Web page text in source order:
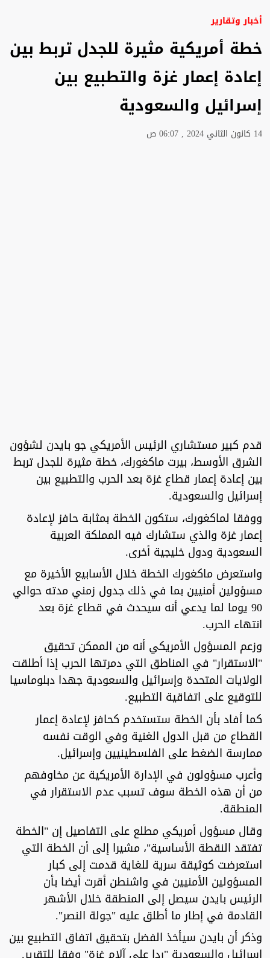
أخبار وتقارير
خطة أمريكية مثيرة للجدل تربط بين
إعادة إعمار غزة والتطبيع بين
إسرائيل والسعودية
14 كانون الثاني 2024 , 06:07 ص
قدم كبير مستشاري الرئيس الأمريكي جو بايدن لشؤون
الشرق الأوسط، بيرت ماكغورك، خطة مثيرة للجدل تربط
بين إعادة إعمار قطاع غزة بعد الحرب والتطبيع بين
إسرائيل والسعودية.
ووفقا لماكغورك، ستكون الخطة بمثابة حافز لإعادة
إعمار غزة والذي ستشارك فيه المملكة العربية
السعودية ودول خليجية أخرى.
واستعرض ماكغورك الخطة خلال الأسابيع الأخيرة مع
مسؤولين أمنيين بما في ذلك جدول زمني مدته حوالي
90 يوما لما يدعي أنه سيحدث في قطاع غزة بعد
انتهاء الحرب.
وزعم المسؤول الأمريكي أنه من الممكن تحقيق
"الاستقرار" في المناطق التي دمرتها الحرب إذا أطلقت
الولايات المتحدة وإسرائيل والسعودية جهدا دبلوماسيا
للتوقيع على اتفاقية التطبيع.
كما أفاد بأن الخطة ستستخدم كحافز لإعادة إعمار
القطاع من قبل الدول الغنية وفي الوقت نفسه
ممارسة الضغط على الفلسطينيين وإسرائيل.
وأعرب مسؤولون في الإدارة الأمريكية عن مخاوفهم
من أن هذه الخطة سوف تسبب عدم الاستقرار في
المنطقة.
وقال مسؤول أمريكي مطلع على التفاصيل إن "الخطة
تفتقد النقطة الأساسية"، مشيرا إلى أن الخطة التي
استعرضت كوثيقة سرية للغاية قدمت إلى كبار
المسؤولين الأمنيين في واشنطن أقرت أيضا بأن
الرئيس بايدن سيصل إلى المنطقة خلال الأشهر
القادمة في إطار ما أطلق عليه "جولة النصر".
وذكر أن بايدن سيأخذ الفضل بتحقيق اتفاق التطبيع بين